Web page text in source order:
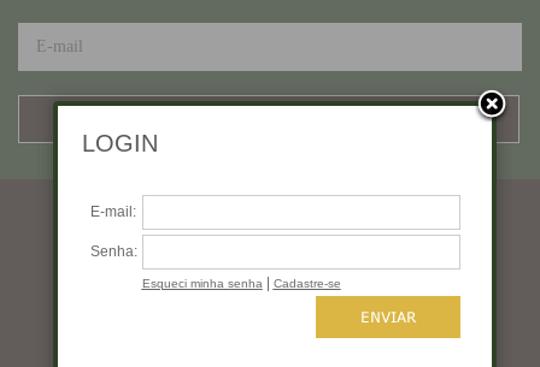
Horários de funcionamento
Sexta: 10:00 às 18:00